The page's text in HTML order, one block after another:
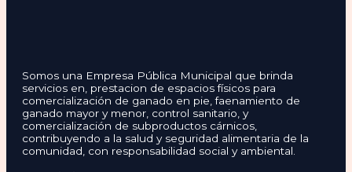
Somos una Empresa Pública Municipal que brinda
servicios en, prestacion de espacios físicos para
comercialización de ganado en pie, faenamiento de
ganado mayor y menor, control sanitario, y
comercialización de subproductos cárnicos,
contribuyendo a la salud y seguridad alimentaria de la
comunidad, con responsabilidad social y ambiental.